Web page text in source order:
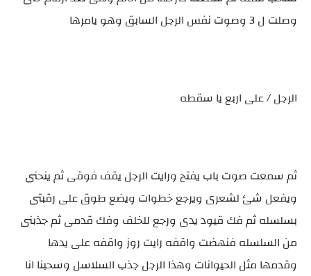
وصلت ل 3 وصوت نفس الرجل السابق وهو يامرها
الرجل / على اربع يا سقطه
ثم سمعت صوت باب يفتح ورايت الرجل يقف فوقى ثم ينحنى
ويفعل شئ لشعرى ويرجع خطوات ويضع طوق على رقبتى
بسلسله ثم فك قيود يدى ورجع للخلف وفك قدمى ثم جذبنى
من السلسله فنهضت واقفه رايت روز واقفه على يدها
وقدمها مثل الحيوانات وهذا الرجل جذب السلاسل وسحبنا انا